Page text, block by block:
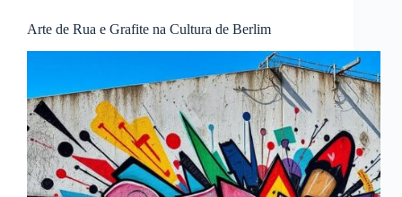
Arte de Rua e Grafite na Cultura de Berlim